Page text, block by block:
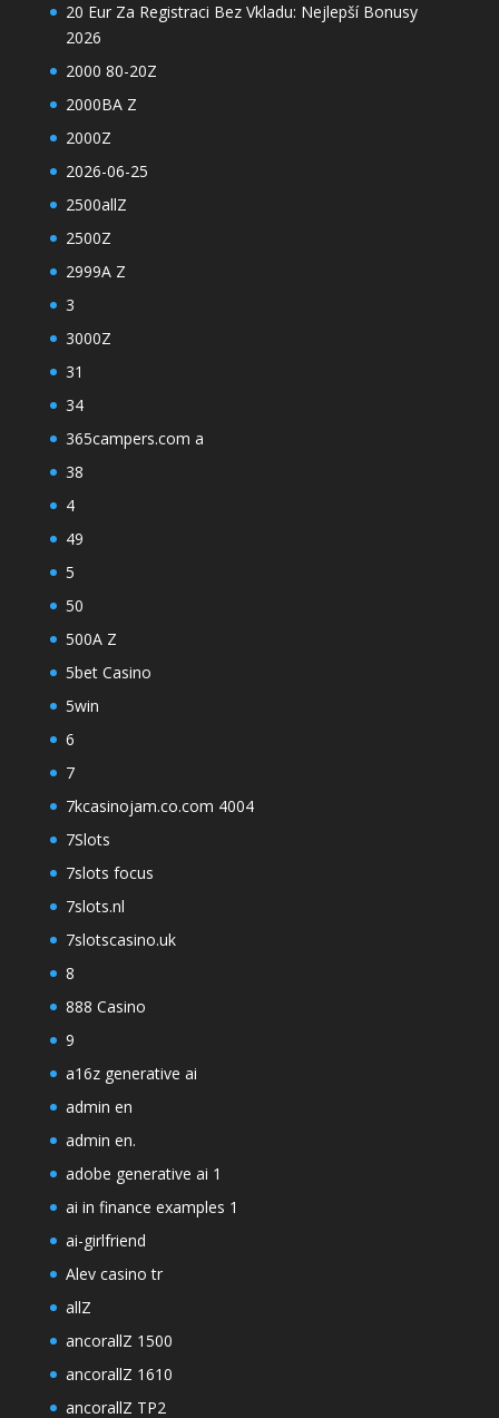
20 Eur Za Registraci Bez Vkladu: Nejlepší Bonusy
2026
2000 80-20Z
2000BA Z
2000Z
2026-06-25
2500allZ
2500Z
2999A Z
3
3000Z
31
34
365campers.com a
38
4
49
5
50
500A Z
5bet Casino
5win
6
7
7kcasinojam.co.com 4004
7Slots
7slots focus
7slots.nl
7slotscasino.uk
8
888 Casino
9
a16z generative ai
admin en
admin en.
adobe generative ai 1
ai in finance examples 1
ai-girlfriend
Alev casino tr
allZ
ancorallZ 1500
ancorallZ 1610
ancorallZ TP2